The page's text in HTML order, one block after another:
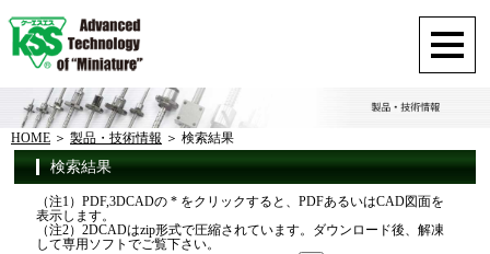
HOME 製品・技術情報 検索結果
検索結果
（注1）PDF,3DCADの * をクリックすると、PDFあるいはCAD図面を
表示します。
（注2）2DCADはzip形式で圧縮されています。ダウンロード後、解凍
して専用ソフトでご覧下さい。